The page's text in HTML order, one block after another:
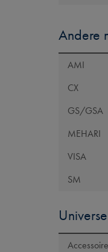
Andere
AMI
CX
GS/GSA
MEHARI
VISA
SM